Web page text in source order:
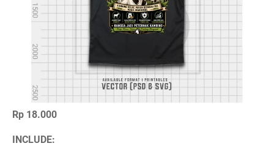
Rp 18.000
INCLUDE: